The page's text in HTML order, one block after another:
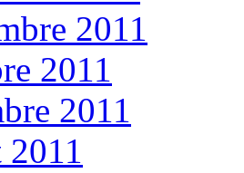
2011
2011
2011